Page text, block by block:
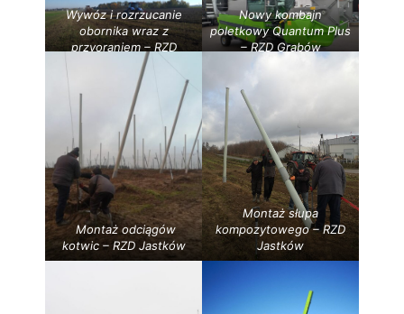
Wywóz i rozrzucanie
obornika wraz z
przyoraniem – RZD
Grabów
Nowy kombajn
poletkowy Quantum Plus
– RZD Grabów
Montaż odciągów
kotwic – RZD Jastków
Montaż słupa
kompozytowego – RZD
Jastków